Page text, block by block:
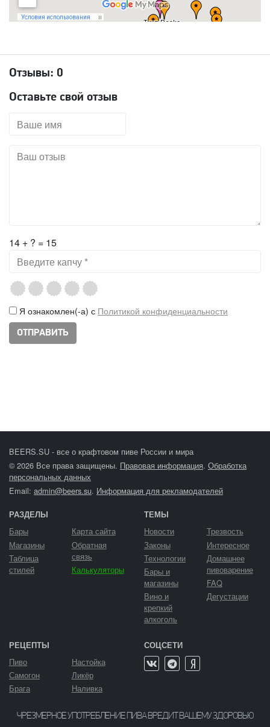
Отзывы: 0
Оставьте свой отзыв
14 + ? = 15
Я ознакомлен(-а) с Политикой конфиденциальности
BEERS.SU - все о крафтовом пиве России и мира
© 2026 Все права защищены. Правовая информация. Обработка
персональных данных
Email: admin@beers.su. Информация для рекламодателей
РАЗДЕЛЫ
Бары
Магазины
Таблица
стилей
Карта сайта
Обратная
связь
Калькуляторы
ТЕМЫ
Новости
Законы
Технологии
Бары и
магазины
Вино и
крепкий
алкоголь
Трезвость
Интересное
Домашнее
пивоварение
FAQ
Дегустации
РЕЦЕПТЫ
Пиво
Самогон
Брага
Настойка
Ликёр
Наливка
СОЦСЕТИ
ЧРЕЗМЕРНОЕ УПОТРЕБЛЕНИЕ ПИВА ВРЕДИТ ВАШЕМУ ЗДОРОВЬЮ